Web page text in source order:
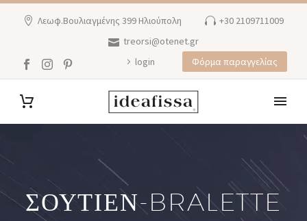
Λεωφ.Βουλιαγμένης 399 Ηλιούπολη
+30 2109711009
treorsi@otenet.gr
login
Φόρμα παραγγελίας
ΣΟΥΤΙΕΝ-BRALETTE